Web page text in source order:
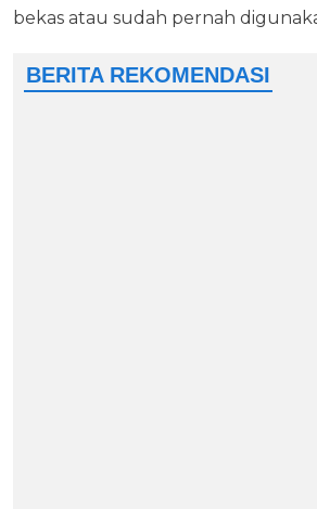
bekas atau sudah pernah